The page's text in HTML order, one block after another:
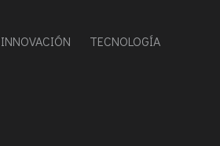
INNOVACIÓN TECNOLOGÍA